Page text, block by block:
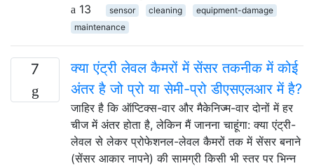
13
sensor cleaning
equipment-damage
maintenance
7
क्या एंट्री लेवल कैमरों में सेंसर तकनीक में कोई
अंतर है जो प्रो या सेमी-प्रो डीएसएलआर में है?
जाहिर है कि ऑप्टिक्स-वार और मैकेनिज्म-वार दोनों में हर
चीज में अंतर होता है, लेकिन मैं जानना चाहूंगा: क्या एंट्री-
लेवल से लेकर प्रोफेशनल-लेवल कैमरों तक में सेंसर बनाने
(सेंसर आकार नापने) की सामग्री किसी भी स्तर पर भिन्न